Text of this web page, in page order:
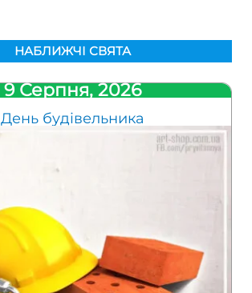
НАБЛИЖЧІ СВЯТА
9 Серпня, 2026
День будівельника